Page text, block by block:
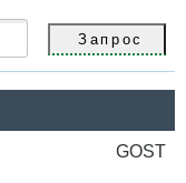
GOST